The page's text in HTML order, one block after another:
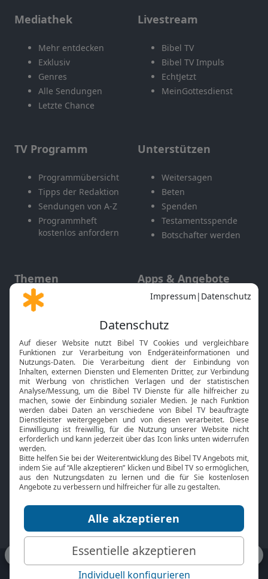
Mediathek
Mehr entdecken
Exklusiv
Genres
Alle Sendungen
Letzte Chance
Livestream
Bibel TV
Bibel TV Impuls
EchtJetzt
MeinGottesdienst
TV Programm
Programmübersicht
Tipps der Redaktion
Sendungen von A-Z
Programmheft
kostenlos anfordern
Unterstützen
Weitersagen
Beten
Spenden
Testamentsspende
Botschafter werden
Themen
Gott und Bibel erklärt
Neuigkeiten
Apps & Angebote
Mobile App
Smart TV
HbbTV
Bibelthek Online-Bibel
Nächster Gottesdienst
Bibel TV
Über uns
Jobs
Mediadaten
Service
Kontakt
TV-Empfang
bibeltv.de: Impressum
Datenschutz
Nutzungsbedingungen
Fakten Bibel TV App